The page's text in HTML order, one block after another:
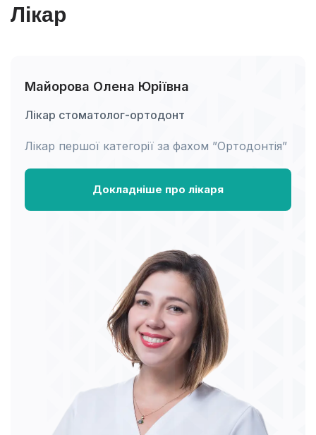
Лікар
Майорова Олена Юріївна
Лікар стоматолог-ортодонт
Лікар першої категорії за фахом ”Ортодонтія”
Докладніше про лікаря